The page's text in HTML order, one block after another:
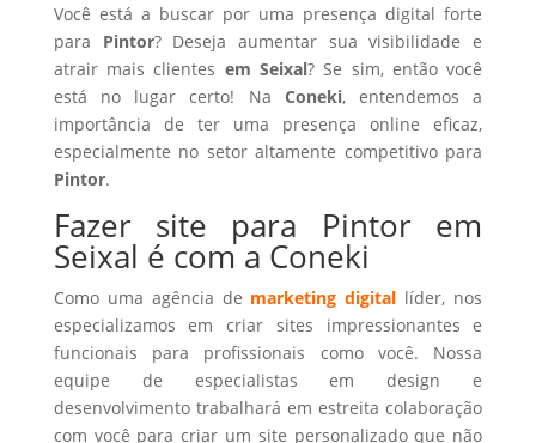
Você está a buscar por uma presença digital forte
para Pintor? Deseja aumentar sua visibilidade e
atrair mais clientes em Seixal? Se sim, então você
está no lugar certo! Na Coneki, entendemos a
importância de ter uma presença online eficaz,
especialmente no setor altamente competitivo para
Pintor.
Fazer site para Pintor em
Seixal é com a Coneki
Como uma agência de marketing digital líder, nos
especializamos em criar sites impressionantes e
funcionais para profissionais como você. Nossa
equipe de especialistas em design e
desenvolvimento trabalhará em estreita colaboração
com você para criar um site personalizado que não